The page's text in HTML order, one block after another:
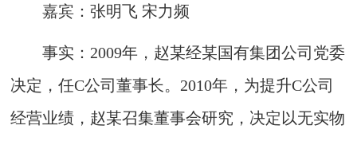
嘉宾：张明飞 宋力频
事实：2009年，赵某经某国有集团公司党委
决定，任C公司董事长。2010年，为提升C公司
经营业绩，赵某召集董事会研究，决定以无实物